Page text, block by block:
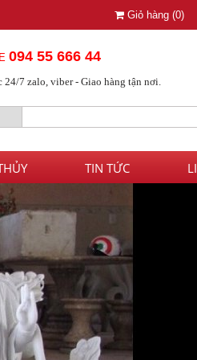
Giỏ hàng (0)
094 55 666 44
24/7 zalo, viber - Giao hàng tận nơi.
TIN TỨC